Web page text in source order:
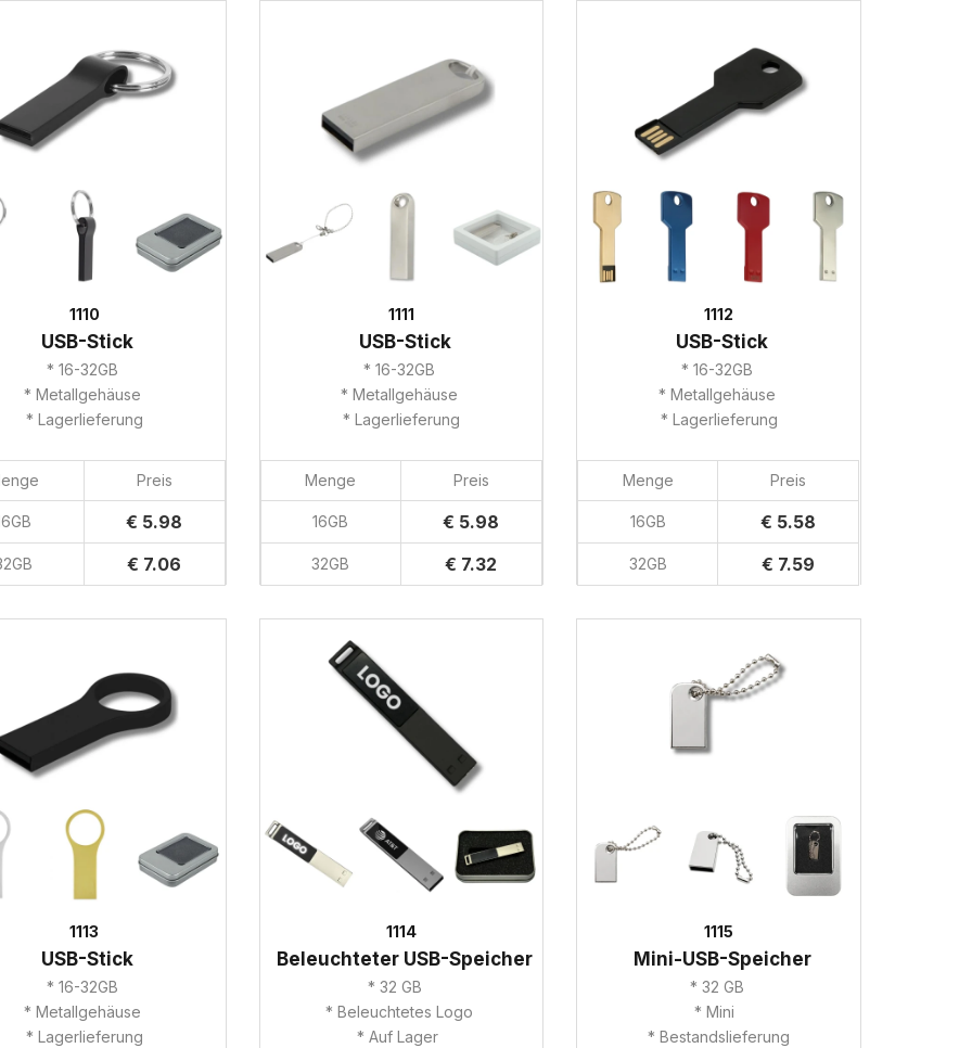
1110
USB-Stick
* 16-32GB
* Metallgehäuse
* Lagerlieferung
Preis
€ 5.98
€ 7.06
1111
USB-Stick
* 16-32GB
* Metallgehäuse
* Lagerlieferung
Menge Preis
16GB € 5.98
32GB € 7.32
1112
USB-Stick
* 16-32GB
* Metallgehäuse
* Lagerlieferung
Menge Preis
16GB € 5.58
32GB € 7.59
1113
USB-Stick
* 16-32GB
* Metallgehäuse
* Lagerlieferung
1114
Beleuchteter USB-Speicher
* 32 GB
* Beleuchtetes Logo
* Auf Lager
1115
Mini-USB-Speicher
* 32 GB
* Mini
* Bestandslieferung